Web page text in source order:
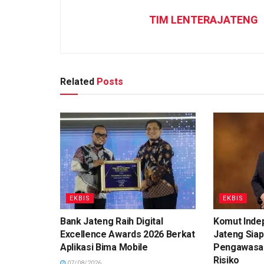
TIM LENTERAJATENG
Related Posts
EKBIS
Bank Jateng Raih Digital
Excellence Awards 2026 Berkat
Aplikasi Bima Mobile
EKBIS
Komut
Jateng
Risiko